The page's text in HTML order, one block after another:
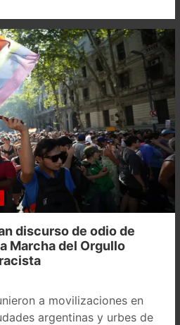
discurso de odio de
Marcha del Orgullo
a movilizaciones en
argentinas y urbes de